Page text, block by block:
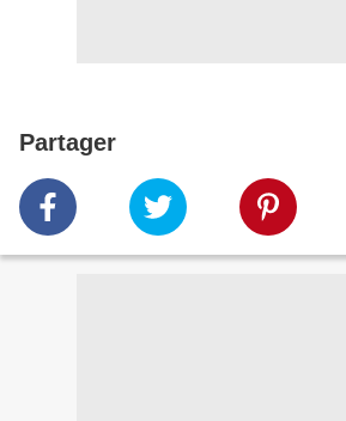
Partager